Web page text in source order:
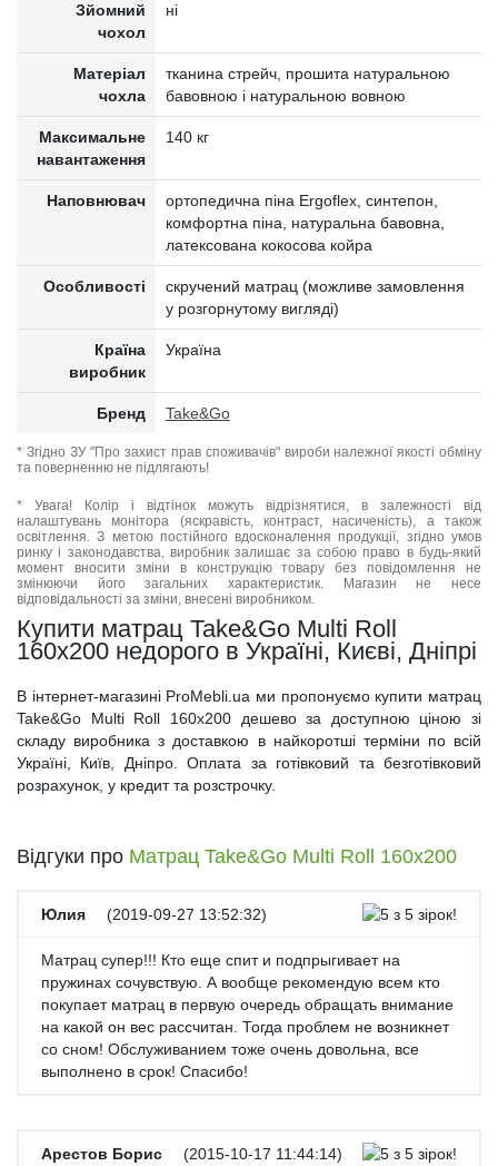
Зйомний
чохол
ні
Матеріал
чохла
тканина стрейч, прошита натуральною
бавовною і натуральною вовною
Максимальне
навантаження
140 кг
Наповнювач
ортопедична піна Ergoflex, синтепон,
комфортна піна, натуральна бавовна,
латексована кокосова койра
Особливості
скручений матрац (можливе замовлення
у розгорнутому вигляді)
Країна
виробник
Україна
Бренд Take&Go
* Згідно ЗУ "Про захист прав споживачів" вироби належної якості обміну
та поверненню не підлягають!
* Увага! Колір і відтінок можуть відрізнятися, в залежності від
налаштувань монітора (яскравість, контраст, насиченість), а також
освітлення. З метою постійного вдосконалення продукції, згідно умов
ринку і законодавства, виробник залишає за собою право в будь-який
момент вносити зміни в конструкцію товару без повідомлення не
змінюючи його загальних характеристик. Магазин не несе
відповідальності за зміни, внесені виробником.
Купити матрац Take&Go Multi Roll
160x200 недорого в Україні, Києві, Дніпрі
В інтернет-магазині ProMebli.ua ми пропонуємо купити матрац
Take&Go Multi Roll 160x200 дешево за доступною ціною зі
складу виробника з доставкою в найкоротші терміни по всій
Україні, Київ, Дніпро. Оплата за готівковий та безготівковий
розрахунок, у кредит та розстрочку.
Відгуки про Матрац Take&Go Multi Roll 160x200
Юлия (2019-09-27 13:52:32)
Матрац супер!!! Кто еще спит и подпрыгивает на
пружинах сочувствую. А вообще рекомендую всем кто
покупает матрац в первую очередь обращать внимание
на какой он вес рассчитан. Тогда проблем не возникнет
со сном! Обслуживанием тоже очень довольна, все
выполнено в срок! Спасибо!
Арестов Борис (2015-10-17 11:44:14)